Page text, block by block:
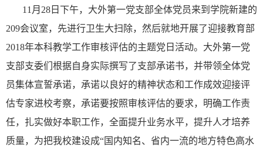
11 月 28 日下午，大外第一党支部全体党员来到学院新建的
209会议室，先进行卫生大扫除，然后就地开展了迎接教育部
2018年本科教学工作审核评估的主题党日活动。大外第一党
支部支委们根据自身实际撰写了支部承诺书，并带领全体党
员集体宣誓承诺，承诺以良好的精神状态和工作成效迎接评
估专家进校考察，承诺要按照审核评估的要求，明确工作责
任，扎实做好本职工作，全面提升业务水平，提升人才培养
质量，为把我校建设成“国内知名、省内一流的地方特色高水